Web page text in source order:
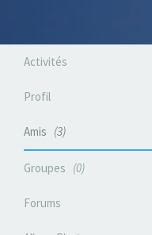
Activités
Profil
Amis 3
Groupes 0
Forums